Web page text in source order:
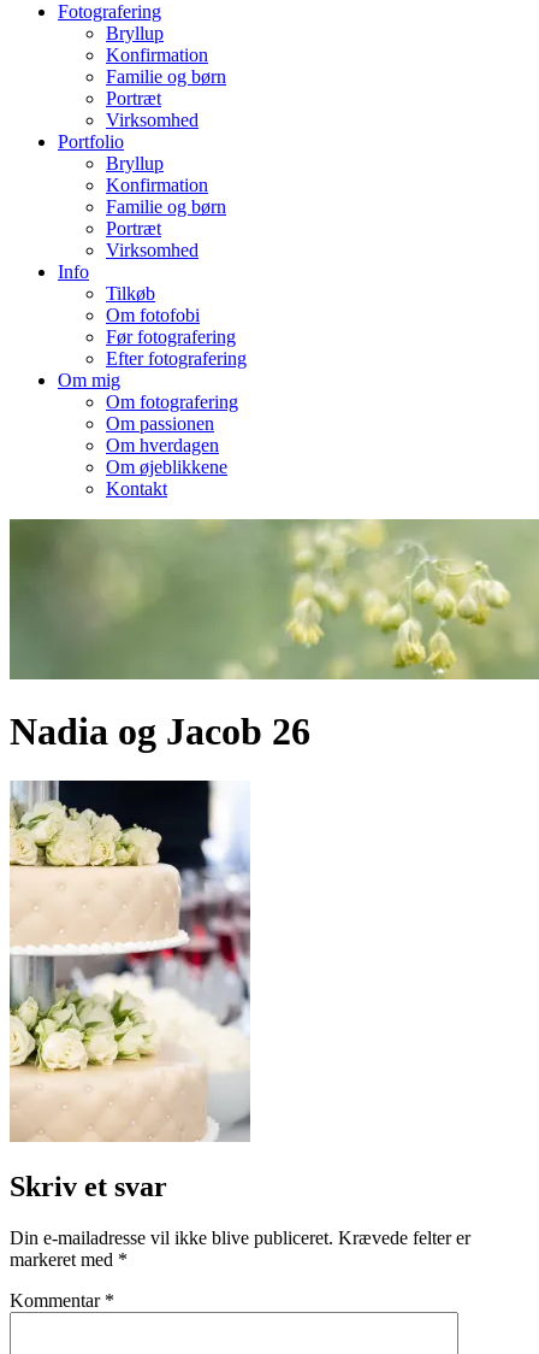
Fotografering
Bryllup
Konfirmation
Familie og børn
Portræt
Virksomhed
Portfolio
Bryllup
Konfirmation
Familie og børn
Portræt
Virksomhed
Info
Tilkøb
Om fotofobi
Før fotografering
Efter fotografering
Om mig
Om fotografering
Om passionen
Om hverdagen
Om øjeblikkene
Kontakt
Nadia og Jacob 26
Skriv et svar
Din e-mailadresse vil ikke blive publiceret. Krævede felter er
markeret med *
Kommentar *